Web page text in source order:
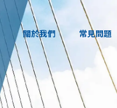
關於我們 常見問題